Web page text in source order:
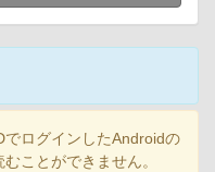
ログインしたAndroidの
ことができません。